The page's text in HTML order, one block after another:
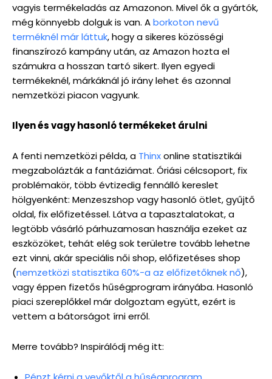
vagyis termékeladás az Amazonon. Mivel ők a gyártók,
még könnyebb dolguk is van. Aborkoton nevű
terméknél már láttuk, hogy a sikeres közösségi
finanszírozó kampány után, az Amazon hozta el
számukra a hosszan tartó sikert. Ilyen egyedi
termékeknél, márkáknál jó irány lehet és azonnal
nemzetközi piacon vagyunk.
Ilyen és vagy hasonló termékeket árulni
A fenti nemzetközi példa, a Thinxonline statisztikái
megzabolázták a fantáziámat. Óriási célcsoport, fix
problémakör, több évtizedig fennálló kereslet
hölgyenként: Menzeszshop vagy hasonló ötlet, gyűjtő
oldal, fix előfizetéssel. Látva a tapasztalatokat, a
legtöbb vásárló párhuzamosan használja ezeket az
eszközöket, tehát elég sok területre tovább lehetne
ezt vinni, akár speciális női shop, előfizetéses shop
(nemzetközi statisztika 60%-a az előfizetőknek nő),
vagy éppen fizetős hűségprogram irányába. Hasonló
piaci szereplőkkel már dolgoztam együtt, ezért is
vettem a bátorságot írni erről.
Merre tovább? Inspirálódj még itt: